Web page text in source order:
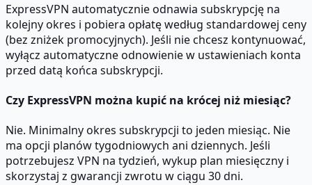
ExpressVPN automatycznie odnawia subskrypcję na
kolejny okres i pobiera opłatę według standardowej ceny
(bez zniżek promocyjnych). Jeśli nie chcesz kontynuować,
wyłącz automatyczne odnowienie w ustawieniach konta
przed datą końca subskrypcji.
Czy ExpressVPN można kupić na krócej niż miesiąc?
Nie. Minimalny okres subskrypcji to jeden miesiąc. Nie
ma opcji planów tygodniowych ani dziennych. Jeśli
potrzebujesz VPN na tydzień, wykup plan miesięczny i
skorzystaj z gwarancji zwrotu w ciągu 30 dni.